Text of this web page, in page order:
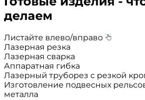
делаем
Листайте влево/вправо
Лазерная резка
Лазерная сварка
Аппаратная гибка
Лазерный труборез с резкой
Изготовление подвесных
металла